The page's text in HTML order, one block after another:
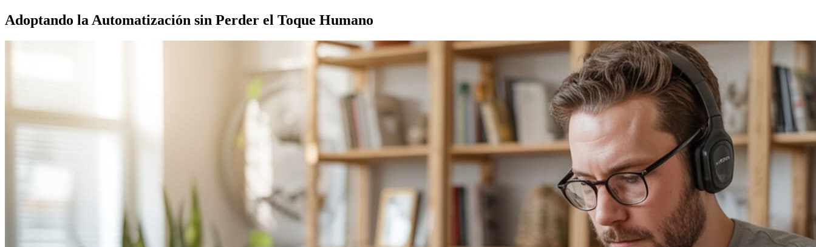
Adoptando la Automatización sin Perder el Toque Humano